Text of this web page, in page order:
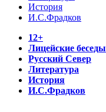
История
И.С.Фрадков
12+
Лицейские беседы
Русский Север
Литература
История
И.С.Фрадков